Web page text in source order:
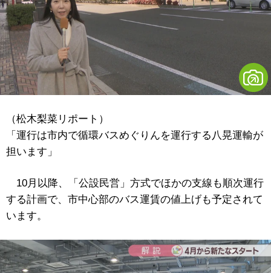
（松木梨菜リポート）
「運行は市内で循環バスめぐりんを運行する八晃運輸が
担います」
10月以降、「公設民営」方式でほかの支線も順次運行
する計画で、市中心部のバス運賃の値上げも予定されて
います。